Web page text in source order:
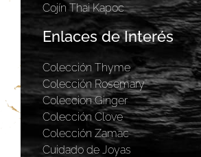
Cojín Thai Kapoc
Enlaces de Interés
Colección Thyme
Colección Rosemary
Coleccion Ginger
Colección Clove
Colección Zamac
Cuidado de Joyas